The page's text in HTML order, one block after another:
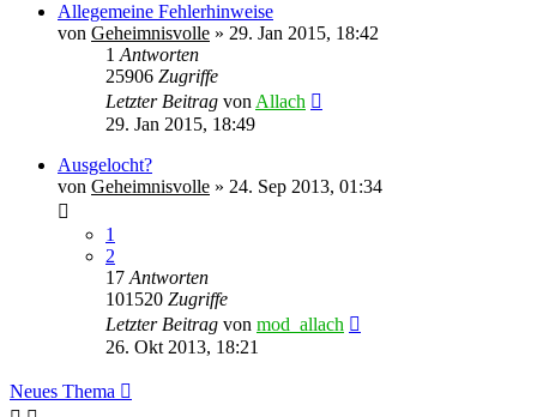
Allegemeine Fehlerhinweise
von Geheimnisvolle » 29. Jan 2015, 18:42
1Antworten
25906 Zugriffe
Letzter Beitrag vonAllach
29. Jan 2015, 18:49
Ausgelocht?
von Geheimnisvolle » 24. Sep 2013, 01:34
1
2
17Antworten
101520 Zugriffe
Letzter Beitrag von mod_allach
26. Okt 2013, 18:21
Neues Thema